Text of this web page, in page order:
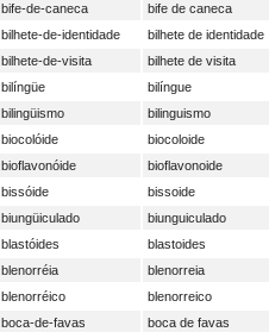
bife-de-caneca
bife de caneca
bilhete-de-identidade
bilhete de identidade
bilhete-de-visita
bilhete de visita
bilíngüe
bilíngue
bilingüismo
bilinguismo
biocolóide
biocoloide
bioflavonóide
bioflavonoide
bissóide
bissoide
biungüiculado
biunguiculado
blastóides
blastoides
blenorréia
blenorreia
blenorréico
blenorreico
boca-de-favas
boca de favas